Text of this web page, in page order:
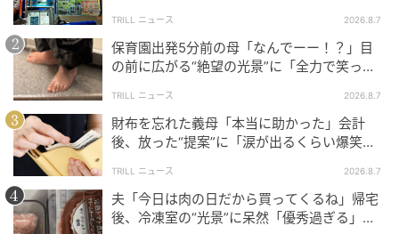
UBARU(本物)（@KenjiUbaru）2025年9月6日
私も十数年の仲の親友に当日ドタキャンされて別の人達と温泉
旅行に行ってるのが発覚したので指摘して怒ったら
後日、共通の友人グループに今回の件を私の方が悪いと思わせ
るデマを吹聴して回ってるというのを別の友人から教えてもら
いすぐに呼び出して「二度とその顔見せんな」って言いまし
た。
TRILL ニュース 2026.8.7
保育園出発5分前の母「なんでーー！？」目
の前に広がる“絶望の光景”に「全力で笑っ
TRILL ニュース 2026.8.7
財布を忘れた義母「本当に助かった」会計
後、放った“提案”に「涙が出るくらい爆笑」
TRILL ニュース 2026.8.7
夫「今日は肉の日だから買ってくるね」帰宅
後、冷凍室の“光景”に呆然「優秀過ぎる」